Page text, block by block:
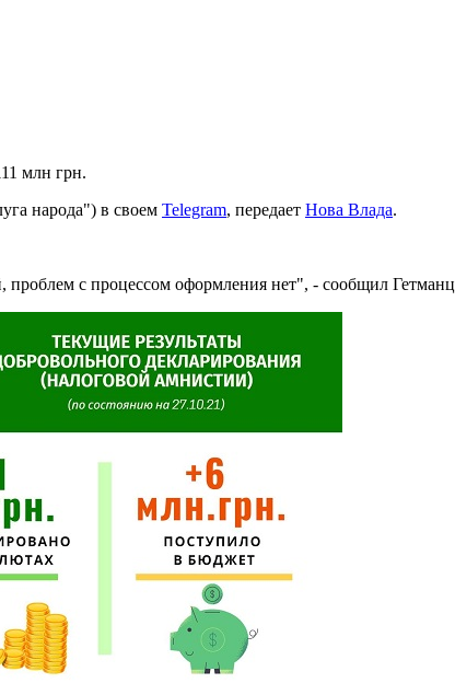
млн грн.
народа") в своем Telegram, передает Нова Влада.
с процессом оформления нет", - сообщил